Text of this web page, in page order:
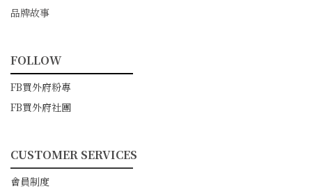
品牌故事
FOLLOW
━━━━━━━━━━━
FB買外府粉專
FB買外府社團
CUSTOMER SERVICES
━━━━━━━━━━━
會員制度